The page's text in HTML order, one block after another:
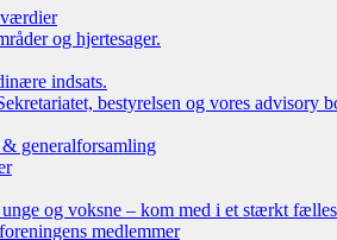
og hjertesager.
indsats.
bestyrelsen og vores advisory
generalforsamling
og voksne – kom med i et stærkt
medlemmer